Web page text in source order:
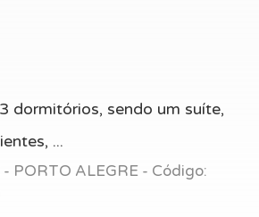
dormitórios, sendo um suíte,
...
PORTO ALEGRE - Código: